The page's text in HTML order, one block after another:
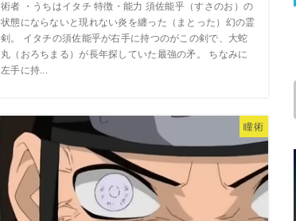
術者 ・うちはイタチ 特徴・能力 須佐能乎（すさのお）の
状態にならないと現れない炎を纏った（まとった）幻の霊
剣。 イタチの須佐能乎が右手に持つのがこの剣で、大蛇
丸（おろちまる）が長年探していた最強の矛。 ちなみに
左手に持...
瞳術